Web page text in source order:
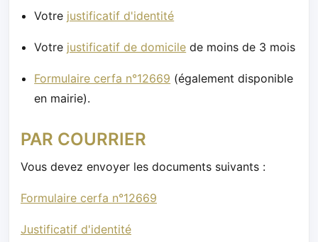
Votre justificatif d'identité
Votre justificatif de domicile de moins de 3 mois
Formulaire cerfa n°12669 (également disponible
en mairie).
PAR COURRIER
Vous devez envoyer les documents suivants :
Formulaire cerfa n°12669
Justificatif d'identité